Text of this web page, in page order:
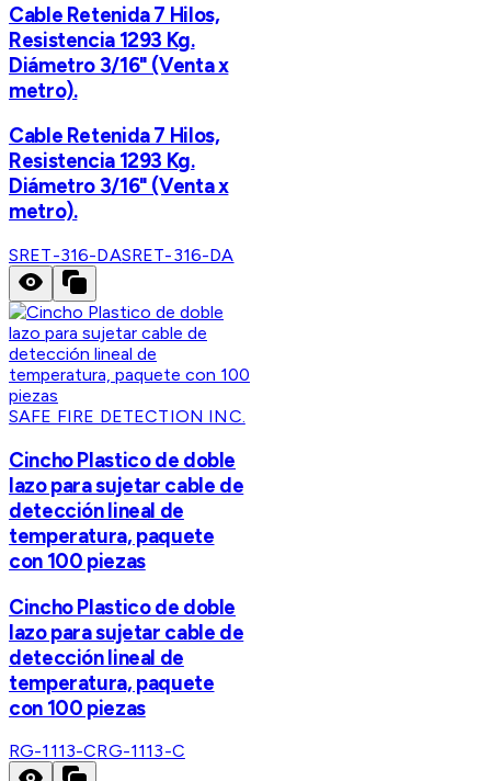
Cable Retenida 7 Hilos,
Resistencia 1293 Kg.
Diámetro 3/16" (Venta x
metro).
Cable Retenida 7 Hilos,
Resistencia 1293 Kg.
Diámetro 3/16" (Venta x
metro).
SRET-316-DASRET-316-DA
SAFE FIRE DETECTION INC.
Cincho Plastico de doble
lazo para sujetar cable de
detección lineal de
temperatura, paquete
con 100 piezas
Cincho Plastico de doble
lazo para sujetar cable de
detección lineal de
temperatura, paquete
con 100 piezas
RG-1113-CRG-1113-C